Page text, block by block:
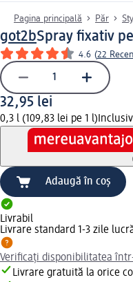
Pagina principală Păr
got2bSpray fixativ
4.6 (22
32,95 lei
0,3 l (109,83 lei pe 1 l)
Adaugă în coș
Livrabil
Livrare standard 1-3 zile
Verificați disponibilitatea
Livrare gratuită la orice